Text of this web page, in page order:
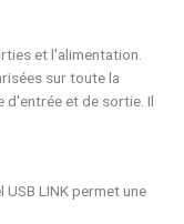
et l'alimentation.
sur toute la
d'entrée et de sortie. Il
LINK permet une